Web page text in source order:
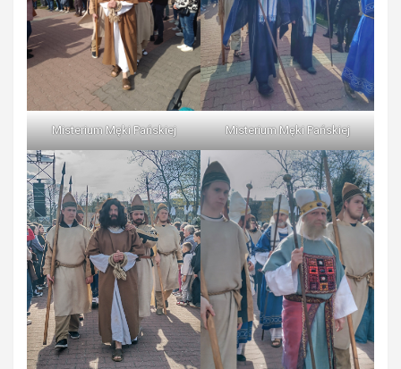
Misterium Męki Pańskiej Misterium Męki Pańskiej